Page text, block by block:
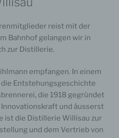
reist mit der
Bahnhof gelangen wir in
zur Distillerie.
empfangen. In einem
Entstehungsgeschichte
die 1918 gegründet
und äusserst
ist die Distillerie Willisau zur
und dem Vertrieb von